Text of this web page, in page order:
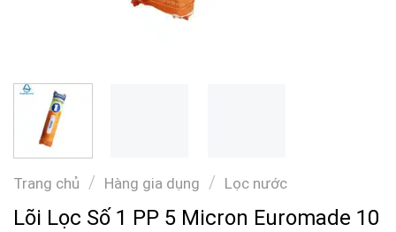
Trang chủ / Hàng gia dụng / Lọc nước
Lõi Lọc Số 1 PP 5 Micron Euromade 10